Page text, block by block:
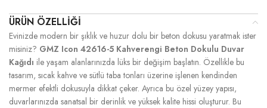
ÜRÜN ÖZELLIĞI
Evinizde modern bir şıklık ve huzur dolu bir beton dokusu yaratmak ister
misiniz? GMZ Icon 42616-5 Kahverengi Beton Dokulu Duvar
Kağıdı ile yaşam alanlarınızda lüks bir değişim başlatın. Özellikle bu
tasarım, sıcak kahve ve sütlü taba tonları üzerine işlenen kendinden
mermer efektli dokusuyla dikkat çeker. Ayrıca bu özel yüzey yapısı,
duvarlarınızda sanatsal bir derinlik ve yüksek kalite hissi oluşturur. Bu